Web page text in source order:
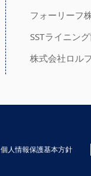
フォーリーフ
SSTライニン
株式会社ロルフ
個人情報保護基本方針